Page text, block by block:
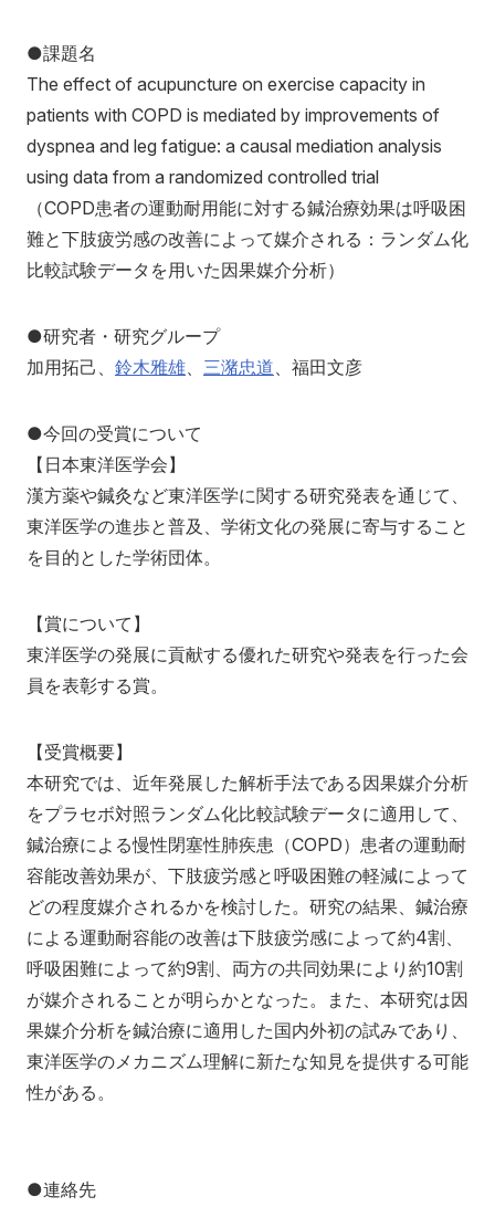
●課題名
The effect of acupuncture on exercise capacity in
patients with COPD is mediated by improvements of
dyspnea and leg fatigue: a causal mediation analysis
using data from a randomized controlled trial
（COPD患者の運動耐用能に対する鍼治療効果は呼吸困
難と下肢疲労感の改善によって媒介される：ランダム化
比較試験データを用いた因果媒介分析）
●研究者・研究グループ
加用拓己、 鈴木雅雄 三潴忠道 、福田文彦
●今回の受賞について
【日本東洋医学会】
漢方薬や鍼灸など東洋医学に関する研究発表を通じて、
東洋医学の進歩と普及、学術文化の発展に寄与すること
を目的とした学術団体。
【賞について】
東洋医学の発展に貢献する優れた研究や発表を行った会
員を表彰する賞。
【受賞概要】
本研究では、近年発展した解析手法である因果媒介分析
をプラセボ対照ランダム化比較試験データに適用して、
鍼治療による慢性閉塞性肺疾患（COPD）患者の運動耐
容能改善効果が、下肢疲労感と呼吸困難の軽減によって
どの程度媒介されるかを検討した。研究の結果、鍼治療
による運動耐容能の改善は下肢疲労感によって約4割、
呼吸困難によって約9割、両方の共同効果により約10割
が媒介されることが明らかとなった。また、本研究は因
果媒介分析を鍼治療に適用した国内外初の試みであり、
東洋医学のメカニズム理解に新たな知見を提供する可能
性がある。
●連絡先